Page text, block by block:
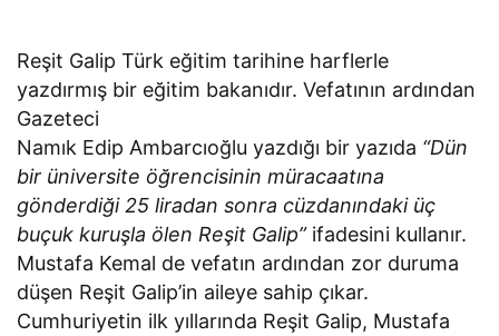
Reşit Galip Türk eğitim tarihine harflerle
yazdırmış bir eğitim bakanıdır. Vefatının ardından
Gazeteci
Namık Edip Ambarcıoğlu yazdığı bir yazıda “Dün
bir üniversite öğrencisinin müracaatına
gönderdiği 25 liradan sonra cüzdanındaki üç
buçuk kuruşla ölen Reşit Galip”ifadesini kullanır.
Mustafa Kemal de vefatın ardından zor duruma
düşen Reşit Galip’in aileye sahip çıkar.
Cumhuriyetin ilk yıllarında Reşit Galip, Mustafa